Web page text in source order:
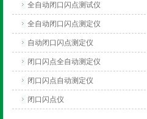
全自动闭口闪点测试仪
全自动闭口闪点测定仪
自动闭口闪点测定仪
闭口闪点全自动测定仪
闭口闪点自动测定仪
闭口闪点仪